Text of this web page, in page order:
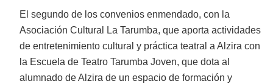
El segundo de los convenios enmendado, con la
Asociación Cultural La Tarumba, que aporta actividades
de entretenimiento cultural y práctica teatral a Alzira con
la Escuela de Teatro Tarumba Joven, que dota al
alumnado de Alzira de un espacio de formación y